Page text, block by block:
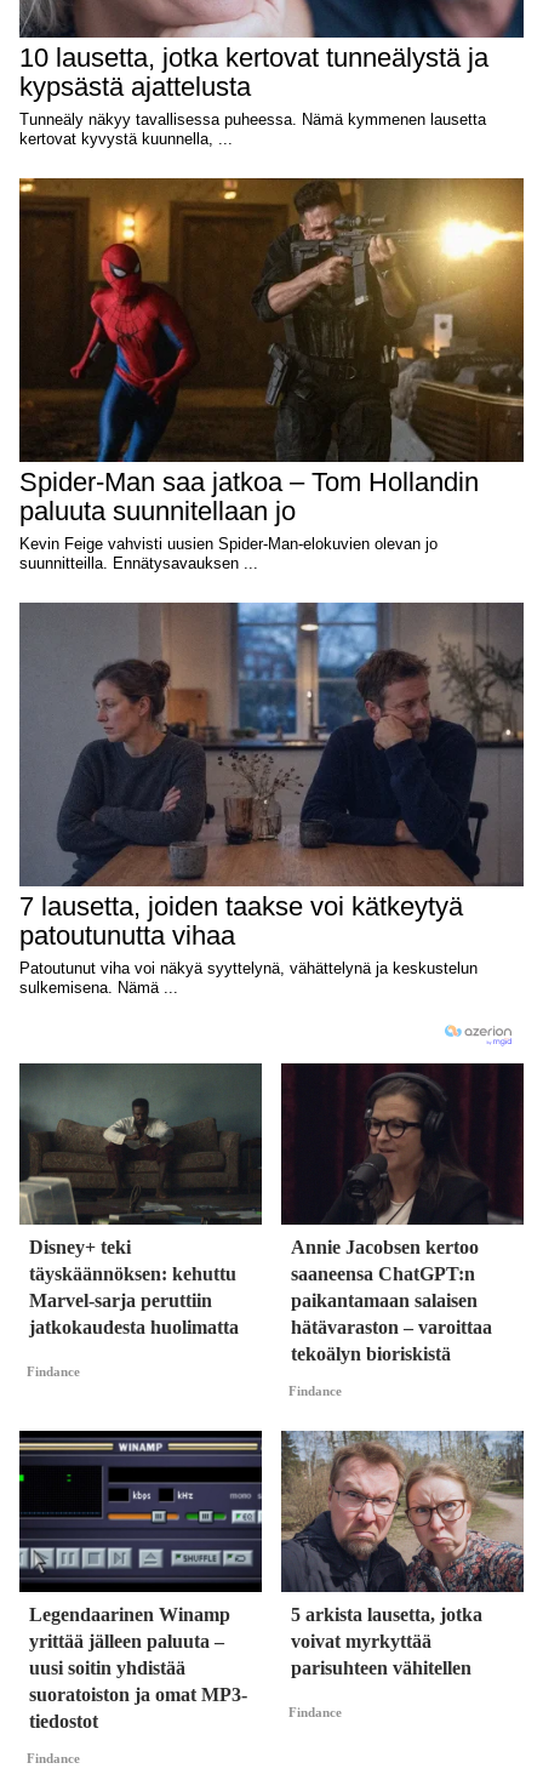
Disney+ teki
täyskäännöksen: kehuttu
Marvel-sarja peruttiin
jatkokaudesta huolimatta
Findance
Annie Jacobsen kertoo
saaneensa ChatGPT:n
paikantamaan salaisen
hätävaraston – varoittaa
tekoälyn bioriskistä
Findance
Legendaarinen Winamp
yrittää jälleen paluuta –
uusi soitin yhdistää
suoratoiston ja omat MP3-
tiedostot
Findance
5 arkista lausetta, jotka
voivat myrkyttää
parisuhteen vähitellen
Findance